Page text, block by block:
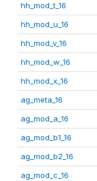
hh_mod_t_16
hh_mod_u_16
hh_mod_v_16
hh_mod_w_16
hh_mod_x_16
ag_meta_16
ag_mod_a_16
ag_mod_b1_16
ag_mod_b2_16
ag_mod_c_16